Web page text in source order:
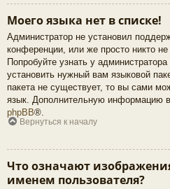
Моего языка нет в списке!
Администратор не установил
конференции, или же просто никто
Попробуйте узнать у
установить нужный вам языковой
пакета не существует, то вы сами
язык. Дополнительную информацию
phpBB®.
Вернуться к началу
Что означают
именем пользователя?